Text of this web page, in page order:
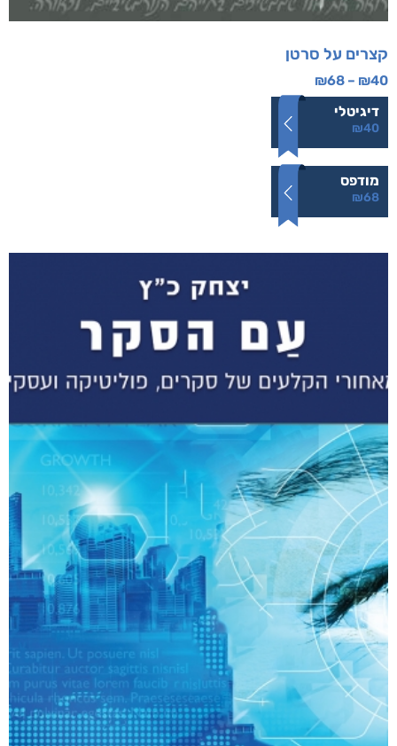
קצרים על סרטן
₪40
–
₪68
דיגיטלי
₪40
מודפס
₪68